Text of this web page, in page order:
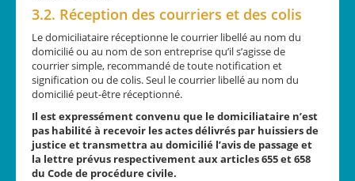
3.2. Réception des courriers et des colis
Le domiciliataire réceptionne le courrier libellé au nom du
domicilié ou au nom de son entreprise qu’il s’agisse de
courrier simple, recommandé de toute notification et
signification ou de colis. Seul le courrier libellé au nom du
domicilié peut-être réceptionné.
Il est expressément convenu que le domiciliataire n’est
pas habilité à recevoir les actes délivrés par huissiers de
justice et transmettra au domicilié l’avis de passage et
la lettre prévus respectivement aux articles 655 et 658
du Code de procédure civile.